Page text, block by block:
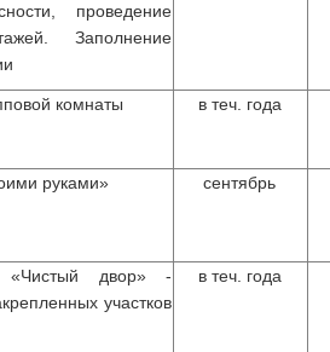
проведение
Заполнение
комнаты в теч. года
руками» сентябрь
«Чистый двор» -
участков
в теч. года